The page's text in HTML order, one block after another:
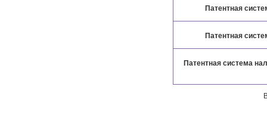
Патентная
Патентная
Патентная система